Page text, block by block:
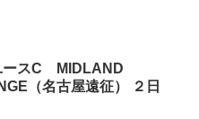
ースC MIDLAND
（名古屋遠征） ２日